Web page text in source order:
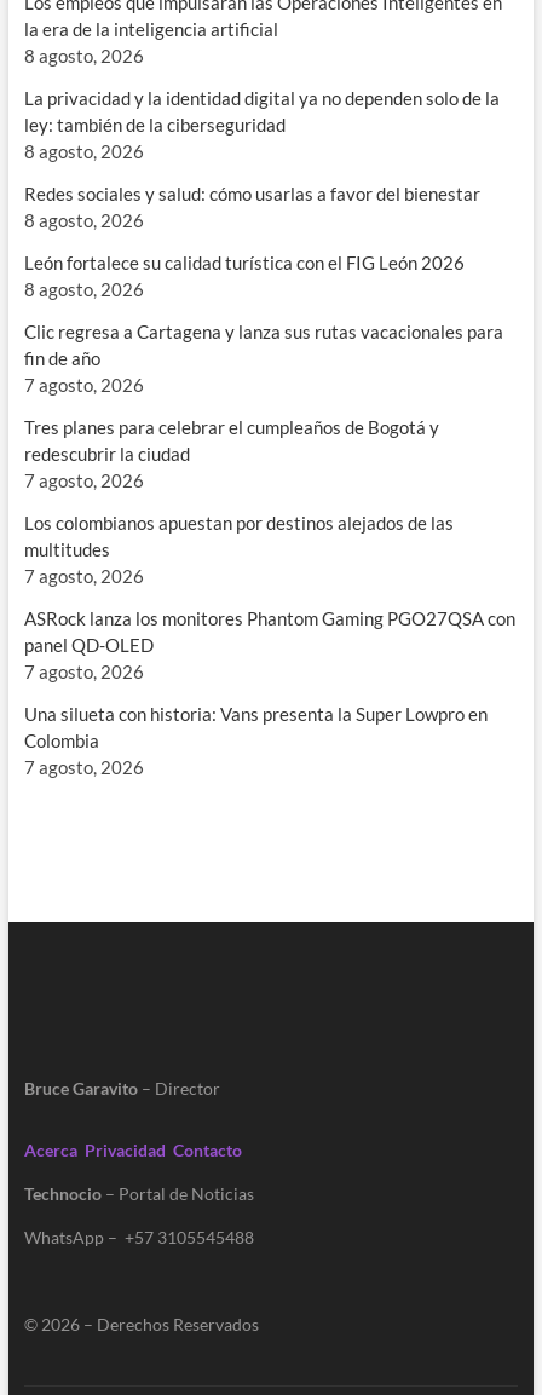
la era de la inteligencia artificial
8 agosto, 2026
La privacidad y la identidad digital ya no dependen solo de la
ley: también de la ciberseguridad
8 agosto, 2026
Redes sociales y salud: cómo usarlas a favor del bienestar
8 agosto, 2026
León fortalece su calidad turística con el FIG León 2026
8 agosto, 2026
Clic regresa a Cartagena y lanza sus rutas vacacionales para
fin de año
7 agosto, 2026
Tres planes para celebrar el cumpleaños de Bogotá y
redescubrir la ciudad
7 agosto, 2026
Los colombianos apuestan por destinos alejados de las
multitudes
7 agosto, 2026
ASRock lanza los monitores Phantom Gaming PGO27QSA con
panel QD-OLED
7 agosto, 2026
Una silueta con historia: Vans presenta la Super Lowpro en
Colombia
7 agosto, 2026
Bruce Garavito– Director
Acerca Privacidad Contacto
Technocio– Portal de Noticias
WhatsApp – +57 3105545488
© 2026 – Derechos Reservados